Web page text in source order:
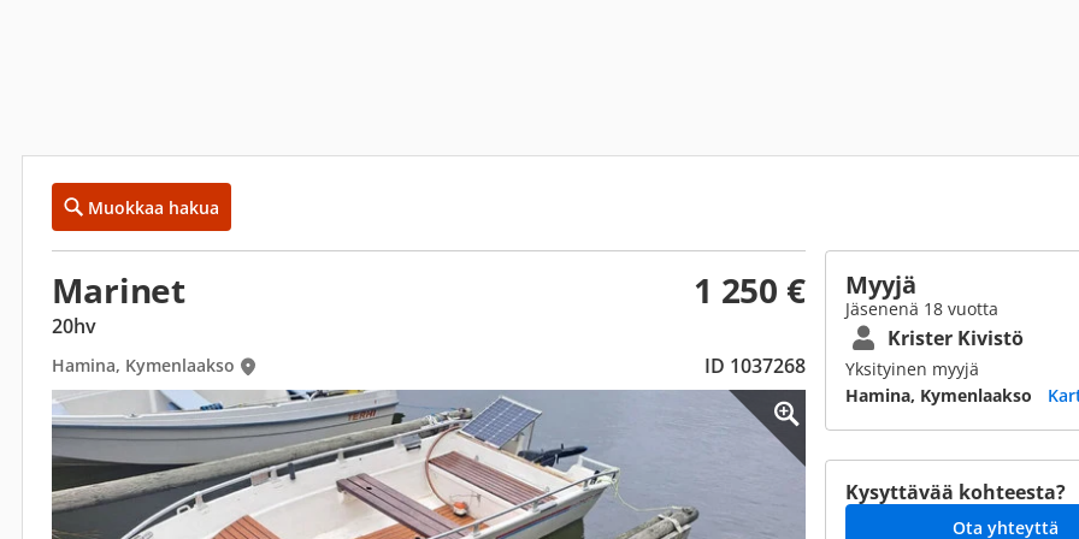
Muokkaa hakua
Marinet 1 250 €
20hv
Hamina, Kymenlaakso ID 1037268
Myyjä
Jäsenenä 18 vuotta
Krister Kivistö
Yksityinen myyjä
Hamina, Kymenlaakso
Kysyttävää kohteesta?
Ota yhteyttä